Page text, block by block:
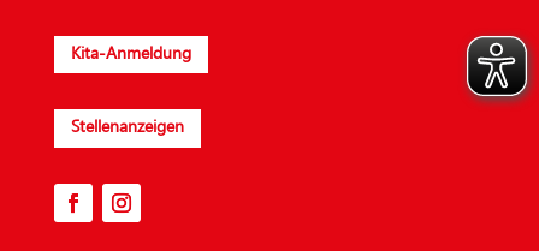
Kita-Anmeldung
Stellenanzeigen